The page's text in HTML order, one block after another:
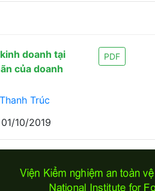
doanh tại
của doanh
PDF
Trúc
01/10/2019